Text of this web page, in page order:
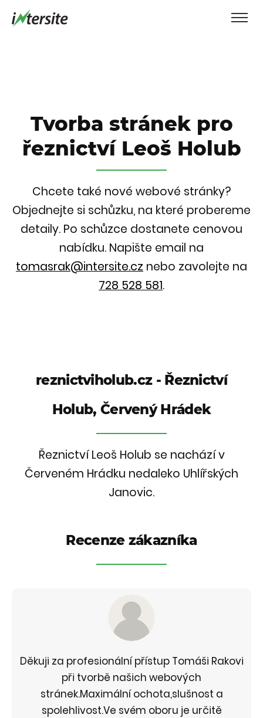
Tvorba stránek pro
řeznictví Leoš Holub
Chcete také nové webové stránky?
Objednejte si schůzku, na které probereme
detaily. Po schůzce dostanete cenovou
nabídku. Napište email na
tomasrak@intersite.cz nebo zavolejte na
728 528 581.
reznictviholub.cz - Řeznictví
Holub, Červený Hrádek
Řeznictví Leoš Holub se nachází v
Červeném Hrádku nedaleko Uhlířských
Janovic.
Recenze zákazníka
Děkuji za profesionální přístup Tomáši Rakovi
při tvorbě našich webových
stránek.Maximální ochota,slušnost a
spolehlivost.Ve svém oboru je určitě